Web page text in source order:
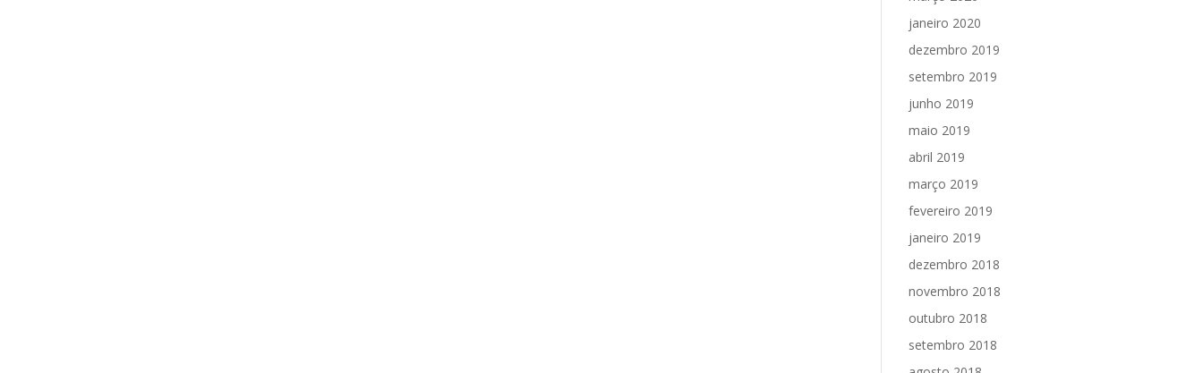
janeiro 2020
dezembro 2019
setembro 2019
junho 2019
maio 2019
abril 2019
março 2019
fevereiro 2019
janeiro 2019
dezembro 2018
novembro 2018
outubro 2018
setembro 2018